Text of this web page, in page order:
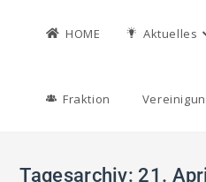
HOME Aktuelles
Fraktion
Tagesarchiv: 21.